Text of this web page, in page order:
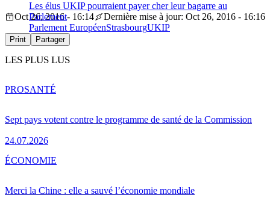
Les élus UKIP pourraient payer cher leur bagarre au
Parlement
Oct 26, 2016 - 16:14
Dernière mise à jour: Oct 26, 2016 - 16:16
Parlement EuropéenStrasbourgUKIP
Print Partager
LES PLUS LUS
Sept pays votent contre le programme de santé de la Commission
24.07.2026
PROSANTÉ
Merci la Chine : elle a sauvé l’économie mondiale
ÉCONOMIE